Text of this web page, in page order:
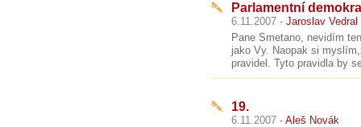
Parlamentní
6.11.2007 - Jaroslav Vedral
Pane Smetano, nevidím
jako Vy. Naopak si
pravidel. Tyto pravidla by
19.
6.11.2007 - Aleš Novák